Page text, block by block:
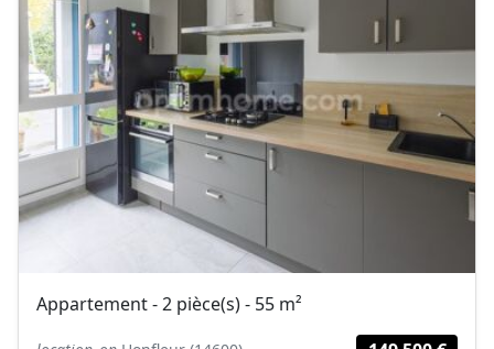
Appartement - 2 pièce(s) - 55 m²